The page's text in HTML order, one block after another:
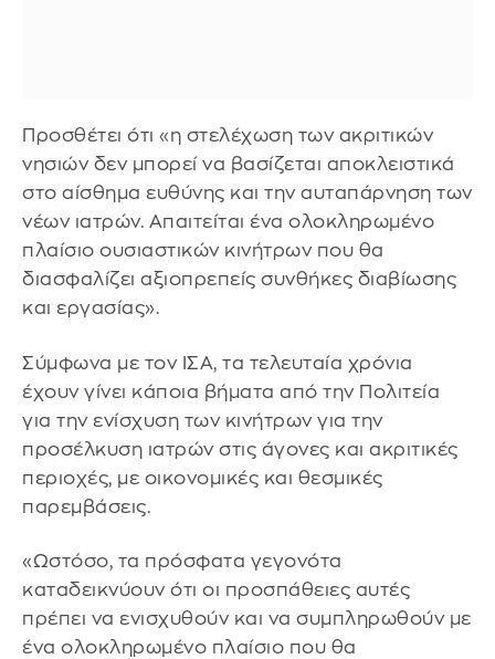
Προσθέτει ότι «η στελέχωση των ακριτικών
νησιών δεν μπορεί να βασίζεται αποκλειστικά
στο αίσθημα ευθύνης και την αυταπάρνηση των
νέων ιατρών. Απαιτείται ένα ολοκληρωμένο
πλαίσιο ουσιαστικών κινήτρων που θα
διασφαλίζει αξιοπρεπείς συνθήκες διαβίωσης
και εργασίας».
Σύμφωνα με τον ΙΣΑ, τα τελευταία χρόνια
έχουν γίνει κάποια βήματα από την Πολιτεία
για την ενίσχυση των κινήτρων για την
προσέλκυση ιατρών στις άγονες και ακριτικές
περιοχές, με οικονομικές και θεσμικές
παρεμβάσεις.
«Ωστόσο, τα πρόσφατα γεγονότα
καταδεικνύουν ότι οι προσπάθειες αυτές
πρέπει να ενισχυθούν και να συμπληρωθούν με
ένα ολοκληρωμένο πλαίσιο που θα